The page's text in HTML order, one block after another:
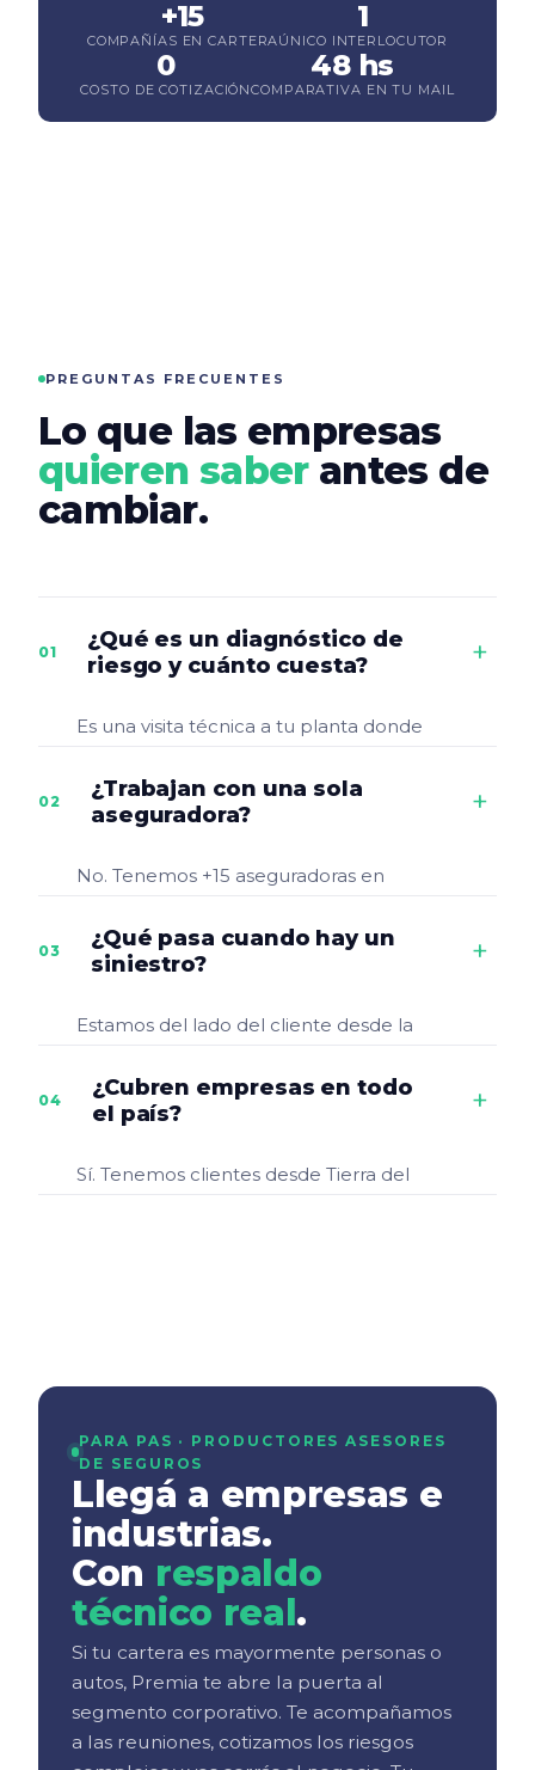
+15
COMPAÑÍAS EN CARTERA
1
ÚNICO INTERLOCUTOR
0
COSTO DE COTIZACIÓN
48 hs
COMPARATIVA EN TU MAIL
PREGUNTAS FRECUENTES
Lo que las empresas
quieren saberantes de
cambiar.
01
¿Qué es un diagnóstico de
riesgo y cuánto cuesta?
+
Es una visita técnica a tu planta donde
procesos, maquinaria, depósitos y
exposiciones operativas. Te
tu cobertura actual vs. las exposiciones
contratar nada.
02
¿Trabajan con una sola
aseguradora?
+
No. Tenemos +15 aseguradoras en
combinación caso por caso. Como
broker independiente, nuestro
compañía.
03
¿Qué pasa cuando hay un
siniestro?
+
Estamos del lado del cliente desde la
Coordinamos peritos, ajustadores y
abogados. No te dejamos hablando
04
¿Cubren empresas en todo
el país?
+
Sí. Tenemos clientes desde Tierra del
PARA PAS · PRODUCTORES ASESORES
DE SEGUROS
Llegá a empresas e
industrias.
Con respaldo
técnico real.
Si tu cartera es mayormente personas o
autos, Premia te abre la puerta al
segmento corporativo. Te acompañamos
a las reuniones, cotizamos los riesgos